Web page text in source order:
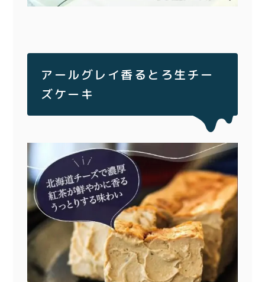
アールグレイ香るとろ生チー
ズケーキ